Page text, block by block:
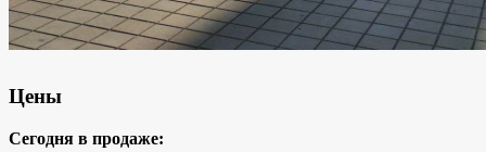
Цены
Сегодня в продаже: